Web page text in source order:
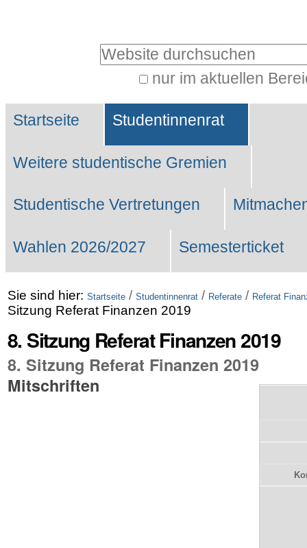
Website durchsuchen
nur im aktuellen
Suche…
Sektionen
Startseite Studentinnenrat
Weitere studentische Gremien
Studentische Vertretungen
Wahlen 2026/2027 Semesterticket
Sie sind hier: Startseite / Studentinnenrat / Referate / Referat
Sitzung Referat Finanzen 2019
8. Sitzung Referat Finanzen 2019
8. Sitzung Referat Finanzen 2019
Mitschriften